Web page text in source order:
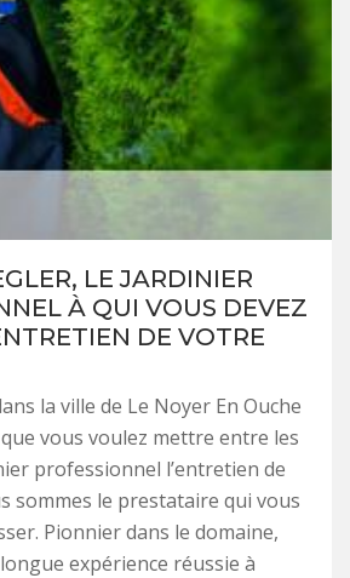
LE JARDINIER
À QUI VOUS DEVEZ
DE VOTRE
la ville de Le Noyer En Ouche
vous voulez mettre entre les
professionnel l’entretien de
sommes le prestataire qui vous
Pionnier dans le domaine,
expérience réussie à